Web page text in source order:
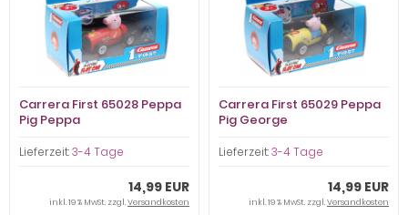
Carrera First 65028 Peppa
Pig Peppa
Lieferzeit:3-4 Tage
14,99 EUR
inkl. 19 % MwSt. zzgl.Versandkosten
Carrera First 65029 Peppa
Pig George
Lieferzeit:3-4 Tage
14,99 EUR
inkl. 19 % MwSt. zzgl.Versandkosten